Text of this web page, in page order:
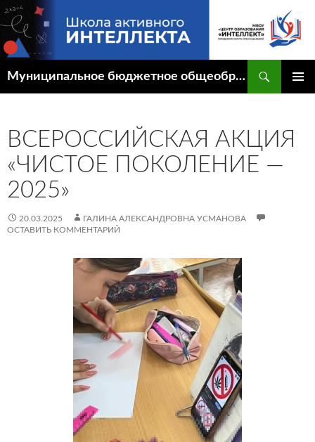
Перейти
к
содержимому
Муниципальное бюджетное общеобразовательное учреждение "Центр образования "Интеллект" городского округа Спасск-Дальний
ВСЕРОССИЙСКАЯ АКЦИЯ
«ЧИСТОЕ ПОКОЛЕНИЕ —
2025»
20.03.2025
ГАЛИНА АЛЕКСАНДРОВНА УСМАНОВА
ОСТАВИТЬ КОММЕНТАРИЙ